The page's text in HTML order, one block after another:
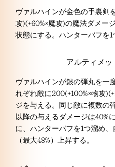
ヴァルハインが金色の手裏剣
攻)(+60%×魔攻)の魔法ダメー
状態にする。ハンターバフを1
アルティメッ
ヴァルハインが銀の弾丸を一
れぞれ敵に200(+100%×物攻
ジを与える。同じ敵に複数の
以降の与えるダメージは40%
に、ハンターバフを1つ溜め
（最大48%）上昇する。